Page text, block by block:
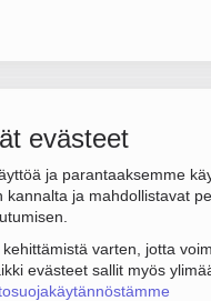
evästeet
ja parantaaksemme
ja mahdollistavat
varten, jotta
evästeet sallit myös
Sen päätoimiala on